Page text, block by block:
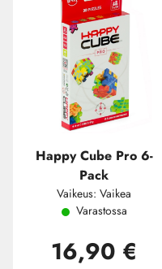
Happy Cube Pro 6-
Pack
Vaikeus: Vaikea
Varastossa
16,90 €